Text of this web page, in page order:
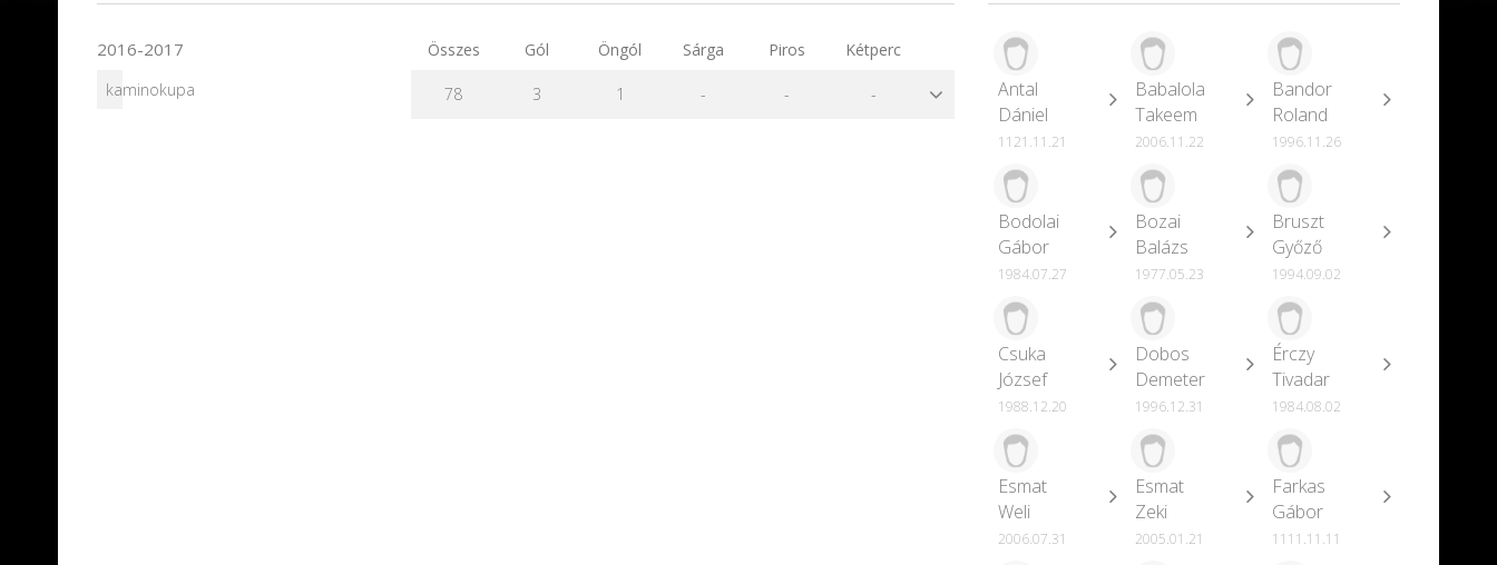
2016-2017 Összes Gól Öngól Sárga Piros
Kétperc
kaminokupa
78 3 1 - - -
Antal
Dániel
1121.11.21
Babalola
Takeem
2006.11.22
Bandor
Roland
1996.11.26
Bodolai
Gábor
1984.07.27
Bozai
Balázs
1977.05.23
Bruszt
Győző
1994.09.02
Csuka
József
1988.12.20
Dobos
Demeter
1996.12.31
Érczy
Tivadar
1984.08.02
Esmat
Weli
2006.07.31
Esmat
Zeki
2005.01.21
Farkas
Gábor
1111.11.11